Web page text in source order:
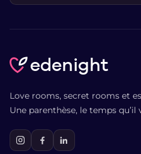
edenight
Love rooms, secret rooms et
Une parenthèse, le temps qu’il